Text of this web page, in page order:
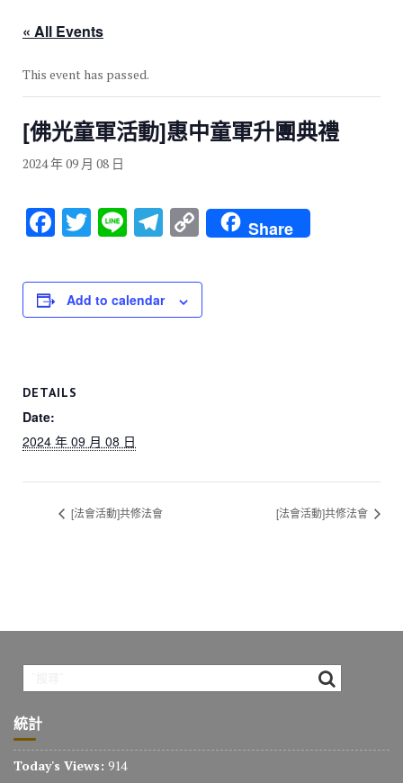
« All Events
This event has passed.
[佛光童軍活動]惠中童軍升團典禮
2024 年 09 月 08 日
F
c
e
o
k
T
tt
er
Li
e
T
e
gr
C
o
p
y
Share
Add to calendar
DETAILS
Date:
2024 年 09 月 08 日
[法會活動]共修法會 [法會活動]共修法會
統計
Today's Views: 914